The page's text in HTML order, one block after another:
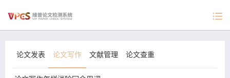
论文发表 论文写作 文献管理 论文查重